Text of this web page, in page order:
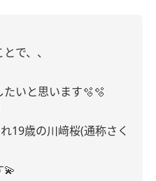
で、、
いと思います🫧🫧
19歳の川﨑桜(通称さく
💫